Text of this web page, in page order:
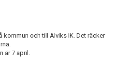
kommun och till Alviks IK. Det räcker
är 7 april.